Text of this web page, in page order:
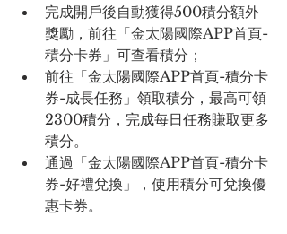
完成開戶後自動獲得500積分額外
獎勵，前往「金太陽國際APP首頁-
積分卡券」可查看積分；
前往「金太陽國際APP首頁-積分卡
券-成長任務」領取積分，最高可領
2300積分，完成每日任務賺取更多
積分。
通過「金太陽國際APP首頁-積分卡
券-好禮兌換」，使用積分可兌換優
惠卡券。